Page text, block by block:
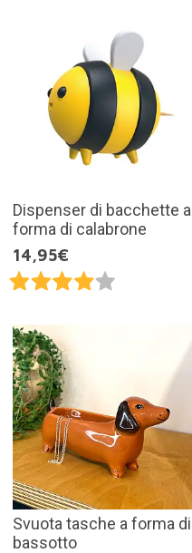
Dispenser di bacchette a
forma di calabrone
14,95€
Svuota tasche a forma di
bassotto